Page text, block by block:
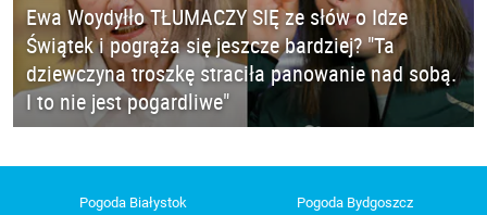
Ewa Woydyłło TŁUMACZY SIĘ ze słów o Idze
Świątek i pogrąża się jeszcze bardziej? "Ta
dziewczyna troszkę straciła panowanie nad sobą.
I to nie jest pogardliwe"
Pogoda Białystok Pogoda Bydgoszcz